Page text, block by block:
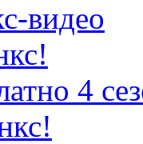
видео
4